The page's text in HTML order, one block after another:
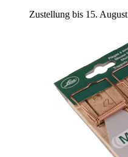
Zustellung bis 15. August